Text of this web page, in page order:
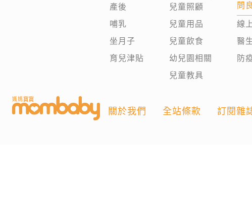
產後
哺乳
坐月子
育兒津貼
兒童照顧
兒童用品
兒童飲食
幼兒園相關
兒童教具
問
線
醫
防
關於我們 全站條款 訂閱雜